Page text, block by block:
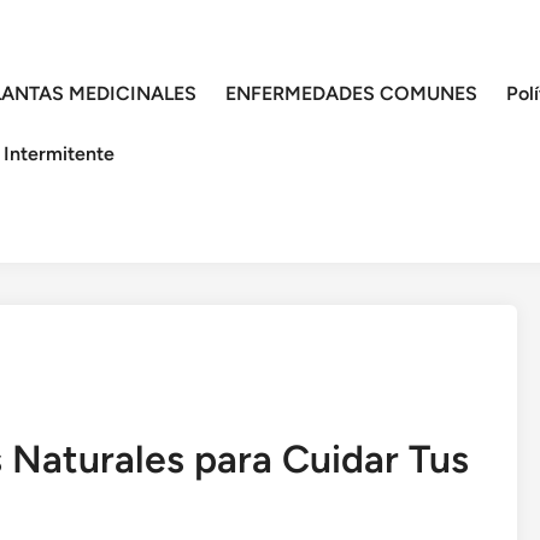
MEDICINALES ENFERMEDADES COMUNES
Intermitente
para Cuidar Tus